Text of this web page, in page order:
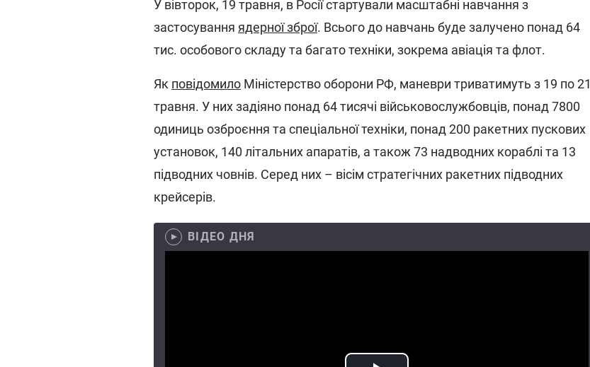
У вівторок, 19 травня, в Росії стартували масштабні навчання з
застосування ядерної зброї. Всього до навчань буде залучено понад 64
тис. особового складу та багато техніки, зокрема авіація та флот.
Як повідомило Міністерство оборони РФ, маневри триватимуть з 19 по 21
травня. У них задіяно понад 64 тисячі військовослужбовців, понад 7800
одиниць озброєння та спеціальної техніки, понад 200 ракетних пускових
установок, 140 літальних апаратів, а також 73 надводних кораблі та 13
підводних човнів. Серед них – вісім стратегічних ракетних підводних
крейсерів.
ВІДЕО ДНЯ